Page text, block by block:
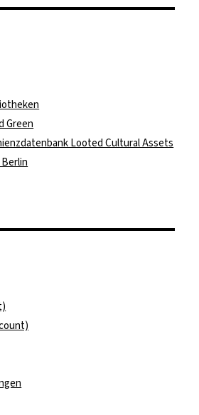
Green
Looted Cultural Assets